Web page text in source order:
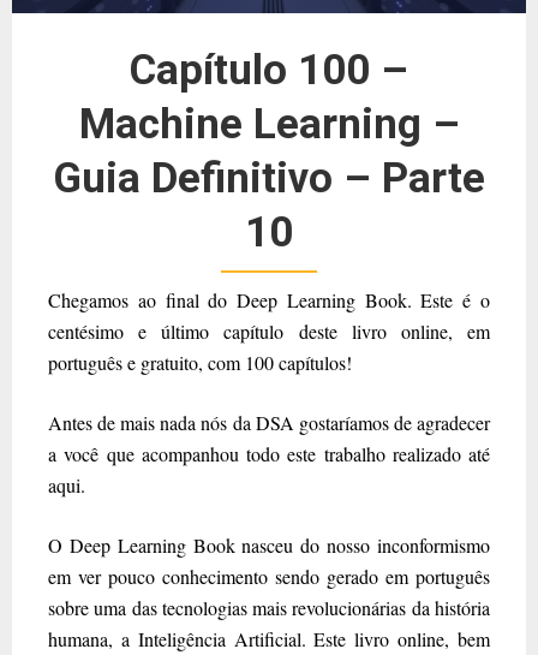
Capítulo 100 –
Machine Learning –
Guia Definitivo – Parte
10
Chegamos ao final do Deep Learning Book. Este é o
centésimo e último capítulo deste livro online, em
português e gratuito, com 100 capítulos!
Antes de mais nada nós da DSA gostaríamos de agradecer
a você que acompanhou todo este trabalho realizado até
aqui.
O Deep Learning Book nasceu do nosso inconformismo
em ver pouco conhecimento sendo gerado em português
sobre uma das tecnologias mais revolucionárias da história
humana, a Inteligência Artificial. Este livro online, bem